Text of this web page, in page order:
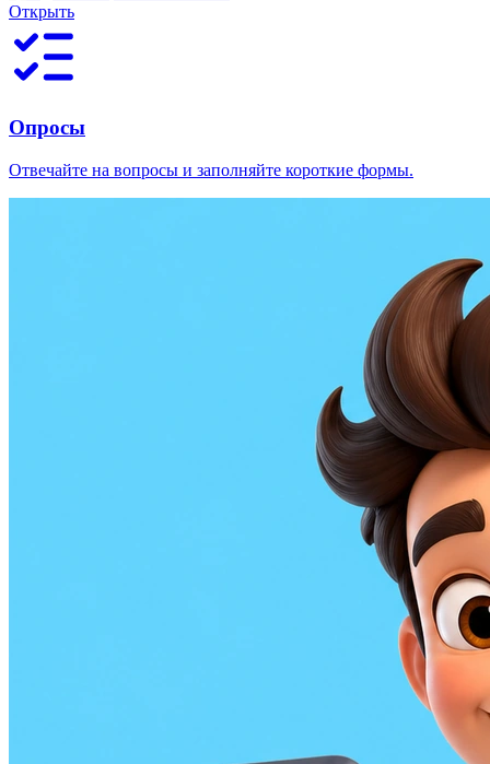
Открыть
Опросы
Отвечайте на вопросы и заполняйте короткие формы.